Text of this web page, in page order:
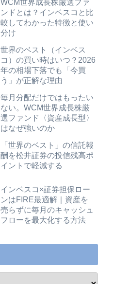
WCM世界成長株厳選ファ
ンドとは？インベスコと比
較してわかった特徴と使い
分け
世界のベスト（インベス
コ）の買い時はいつ？2026
年の相場下落でも「今買
う」が正解な理由
毎月分配だけではもったい
ない。WCM世界成長株厳
選ファンド〈資産成長型〉
はなぜ強いのか
「世界のベスト」の信託報
酬を松井証券の投信残高ポ
イントで軽減する
インベスコ×証券担保ロー
ンはFIRE最適解｜資産を
売らずに毎月のキャッシュ
フローを最大化する方法